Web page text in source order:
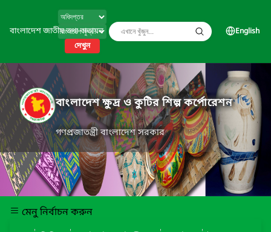
বাংলাদেশ জাতীয় তথ্য বাতায়ন
দেখুন
English
বাংলাদেশ ক্ষুদ্র ও কুটির শিল্প কর্পোরেশন
গণপ্রজাতন্ত্রী বাংলাদেশ সরকার
মেনু নির্বাচন করুন